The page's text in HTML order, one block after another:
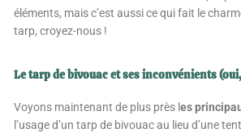
éléments, mais c’est aussi ce qui fait le
tarp, croyez-nous !
Le tarp de bivouac et ses inconvénients
Voyons maintenant de plus près les
l’usage d’un tarp de bivouac au lieu d’une